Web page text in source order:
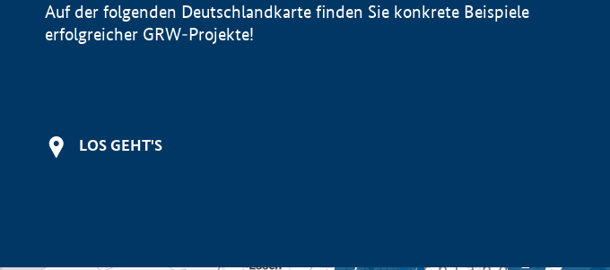
Auf der folgenden Deutschlandkarte finden Sie konkrete Beispiele
erfolgreicher GRW-Projekte!
LOS GEHT'S